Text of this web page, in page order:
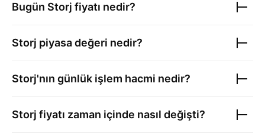
Bugün Storj fiyatı nedir?
Storj piyasa değeri nedir?
Storj'nın günlük işlem hacmi nedir?
Storj fiyatı zaman içinde nasıl değişti?